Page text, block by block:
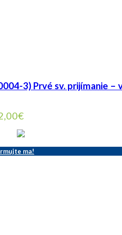
3) Prvé sv. prijímanie –
€
ma!